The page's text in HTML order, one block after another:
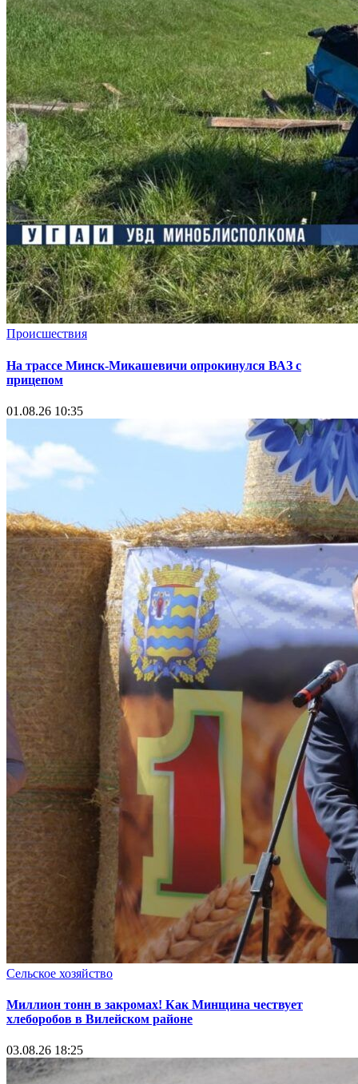
Происшествия
На трассе Минск-Микашевичи опрокинулся ВАЗ с
прицепом
01.08.26 10:35
Сельское хозяйство
Миллион тонн в закромах! Как Минщина чествует
хлеборобов в Вилейском районе
03.08.26 18:25